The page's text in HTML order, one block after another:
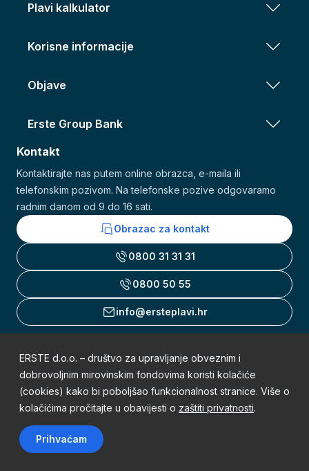
Plavi kalkulator
Korisne informacije
Objave
Erste Group Bank
Kontakt
Kontaktirajte nas putem online obrazca, e-maila ili
telefonskim pozivom. Na telefonske pozive odgovaramo
radnim danom od 9 do 16 sati.
Obrazac za kontakt
0800 31 31 31
0800 50 55
info@ersteplavi.hr
Uvjeti korištenja
Obavijest o zaštiti osobnih podataka
Mapa weba
Sva prava pridržana © 2002. - 2026. Erste Plavi Mirovinski fondovi
ERSTE d.o.o. – društvo za upravljanje obveznim i
dobrovoljnim mirovinskim fondovima koristi kolačiće
(cookies) kako bi poboljšao funkcionalnost stranice. Više o
kolačićima pročitajte u obavijesti o zaštiti privatnosti.
Prihvaćam